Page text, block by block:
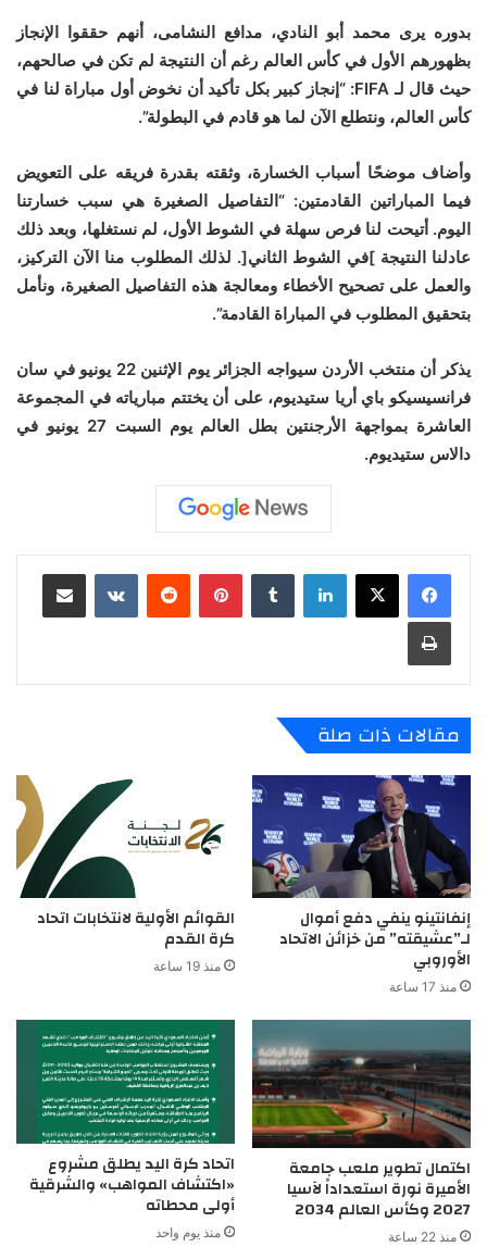
بدوره يرى محمد أبو النادي، مدافع النشامى، أنهم حققوا الإنجاز
بظهورهم الأول في كأس العالم رغم أن النتيجة لم تكن في صالحهم،
حيث قال لـ FIFA: “إنجاز كبير بكل تأكيد أن نخوض أول مباراة لنا في
كأس العالم، ونتطلع الآن لما هو قادم في البطولة”.
وأضاف موضحًا أسباب الخسارة، وثقته بقدرة فريقه على التعويض
فيما المباراتين القادمتين: “التفاصيل الصغيرة هي سبب خسارتنا
اليوم. أتيحت لنا فرص سهلة في الشوط الأول، لم نستغلها، وبعد ذلك
عادلنا النتيجة ]في الشوط الثاني[. لذلك المطلوب منا الآن التركيز،
والعمل على تصحيح الأخطاء ومعالجة هذه التفاصيل الصغيرة، ونأمل
بتحقيق المطلوب في المباراة القادمة”.
يذكر أن منتخب الأردن سيواجه الجزائر يوم الإثنين 22 يونيو في سان
فرانسيسيكو باي أريا ستيديوم، على أن يختتم مبارياته في المجموعة
العاشرة بمواجهة الأرجنتين بطل العالم يوم السبت 27 يونيو في
دالاس ستيديوم.
لينكدإن بينتيريست
مقالات ذات صلة
إنفانتينو ينفي دفع أموال
لـ”عشيقته” من خزائن الاتحاد
الأوروبي
منذ 17 ساعة
القوائم الأولية لانتخابات اتحاد
كرة القدم
منذ 19 ساعة
اكتمال تطوير ملعب جامعة
الأميرة نورة استعداداً لآسيا
2027 وكأس العالم 2034
منذ 22 ساعة
اتحاد كرة اليد يطلق مشروع
«اكتشاف المواهب» والشرقية
أولى محطاته
منذ يوم واحد